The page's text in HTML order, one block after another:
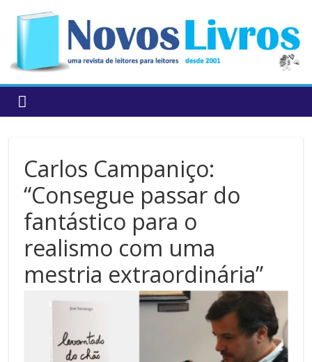
content
Carlos Campaniço:
“Consegue passar do
fantástico para o
realismo com uma
mestria extraordinária”